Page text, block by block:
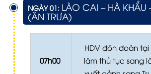
NGÀY 01: LÀO CAI – HÀ KHẨU
(ĂN TRƯA)
07h00
HDV đón đoàn tại
làm thủ tục sang